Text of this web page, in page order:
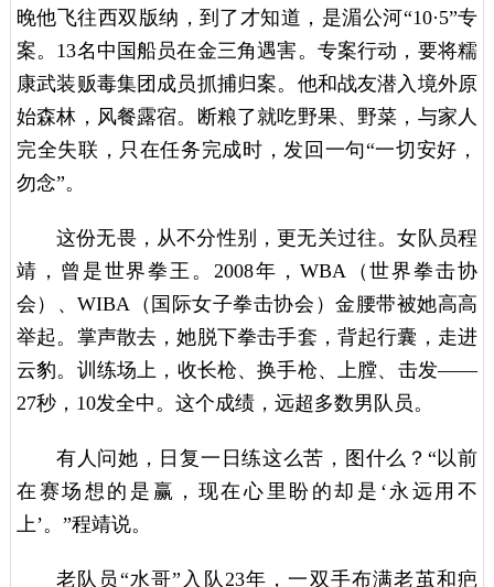
晚他飞往西双版纳，到了才知道，是湄公河“10·5”专
案。13名中国船员在金三角遇害。专案行动，要将糯
康武装贩毒集团成员抓捕归案。他和战友潜入境外原
始森林，风餐露宿。断粮了就吃野果、野菜，与家人
完全失联，只在任务完成时，发回一句“一切安好，
勿念”。
这份无畏，从不分性别，更无关过往。女队员程
靖，曾是世界拳王。2008年，WBA（世界拳击协
会）、WIBA（国际女子拳击协会）金腰带被她高高
举起。掌声散去，她脱下拳击手套，背起行囊，走进
云豹。训练场上，收长枪、换手枪、上膛、击发——
27秒，10发全中。这个成绩，远超多数男队员。
有人问她，日复一日练这么苦，图什么？“以前
在赛场想的是赢，现在心里盼的却是‘永远用不
上’。”程靖说。
老队员“水哥”入队23年，一双手布满老茧和疤